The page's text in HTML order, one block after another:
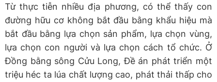
Từ thực tiễn nhiều địa phương, có thể thấy con
đường hữu cơ không bắt đầu bằng khẩu hiệu mà
bắt đầu bằng lựa chọn sản phẩm, lựa chọn vùng,
lựa chọn con người và lựa chọn cách tổ chức. Ở
Đồng bằng sông Cửu Long, Đề án phát triển một
triệu héc ta lúa chất lượng cao, phát thải thấp cho